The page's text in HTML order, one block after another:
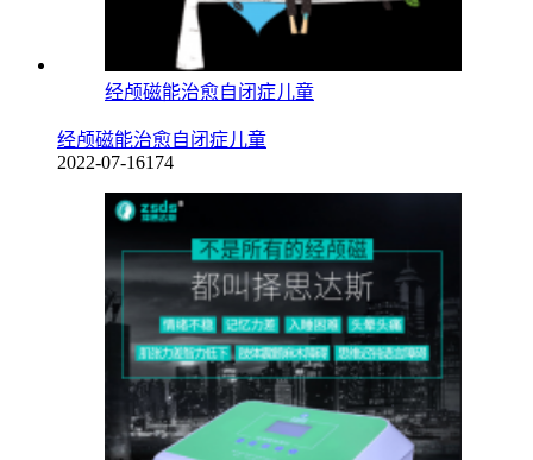
经颅磁能治愈自闭症儿童
经颅磁能治愈自闭症儿童
2022-07-16174